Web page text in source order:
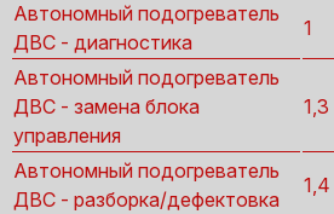
Автономный подогреватель
ДВС - диагностика
1
Автономный подогреватель
ДВС - замена блока
управления
1,3
Автономный подогреватель
ДВС - разборка/дефектовка
1,4